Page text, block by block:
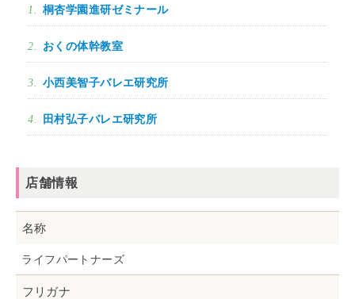
桐杏学園進研ゼミナール
おくの体幹教室
小西美智子バレエ研究所
田村弘子バレエ研究所
店舗情報
名称
ライフパートナーズ
フリガナ